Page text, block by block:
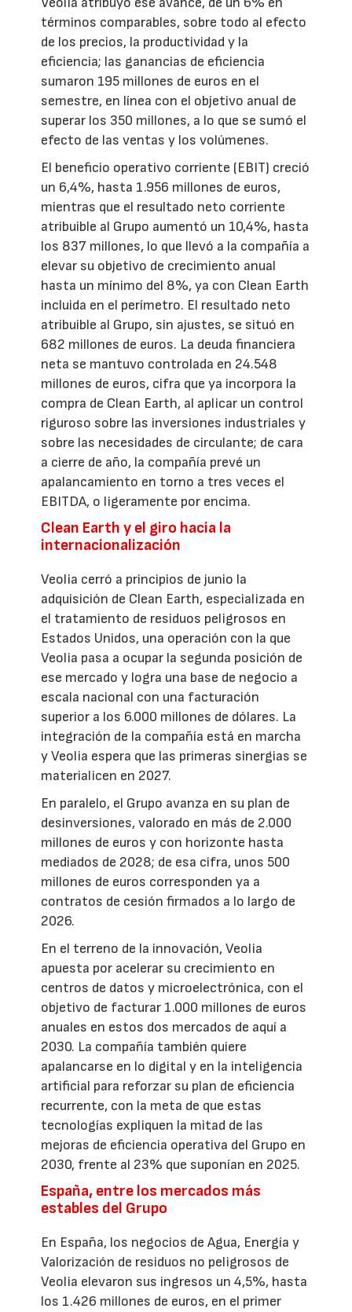
términos comparables, sobre todo al efecto
de los precios, la productividad y la
eficiencia; las ganancias de eficiencia
sumaron 195 millones de euros en el
semestre, en línea con el objetivo anual de
superar los 350 millones, a lo que se sumó el
efecto de las ventas y los volúmenes.
El beneficio operativo corriente (EBIT) creció
un 6,4%, hasta 1.956 millones de euros,
mientras que el resultado neto corriente
atribuible al Grupo aumentó un 10,4%, hasta
los 837 millones, lo que llevó a la compañía a
elevar su objetivo de crecimiento anual
hasta un mínimo del 8%, ya con Clean Earth
incluida en el perímetro. El resultado neto
atribuible al Grupo, sin ajustes, se situó en
682 millones de euros. La deuda financiera
neta se mantuvo controlada en 24.548
millones de euros, cifra que ya incorpora la
compra de Clean Earth, al aplicar un control
riguroso sobre las inversiones industriales y
sobre las necesidades de circulante; de cara
a cierre de año, la compañía prevé un
apalancamiento en torno a tres veces el
EBITDA, o ligeramente por encima.
Clean Earth y el giro hacia la
internacionalización
Veolia cerró a principios de junio la
adquisición de Clean Earth, especializada en
el tratamiento de residuos peligrosos en
Estados Unidos, una operación con la que
Veolia pasa a ocupar la segunda posición de
ese mercado y logra una base de negocio a
escala nacional con una facturación
superior a los 6.000 millones de dólares. La
integración de la compañía está en marcha
y Veolia espera que las primeras sinergias se
materialicen en 2027.
En paralelo, el Grupo avanza en su plan de
desinversiones, valorado en más de 2.000
millones de euros y con horizonte hasta
mediados de 2028; de esa cifra, unos 500
millones de euros corresponden ya a
contratos de cesión firmados a lo largo de
2026.
En el terreno de la innovación, Veolia
apuesta por acelerar su crecimiento en
centros de datos y microelectrónica, con el
objetivo de facturar 1.000 millones de euros
anuales en estos dos mercados de aquí a
2030. La compañía también quiere
apalancarse en lo digital y en la inteligencia
artificial para reforzar su plan de eficiencia
recurrente, con la meta de que estas
tecnologías expliquen la mitad de las
mejoras de eficiencia operativa del Grupo en
2030, frente al 23% que suponían en 2025.
España, entre los mercados más
estables del Grupo
En España, los negocios de Agua, Energía y
Valorización de residuos no peligrosos de
Veolia elevaron sus ingresos un 4,5%, hasta
los 1.426 millones de euros, en el primer